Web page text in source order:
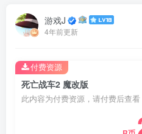
游戏J
4年前更新
死亡战车2 魔改版
此内容为付费资源，请付费后查看
付费资源